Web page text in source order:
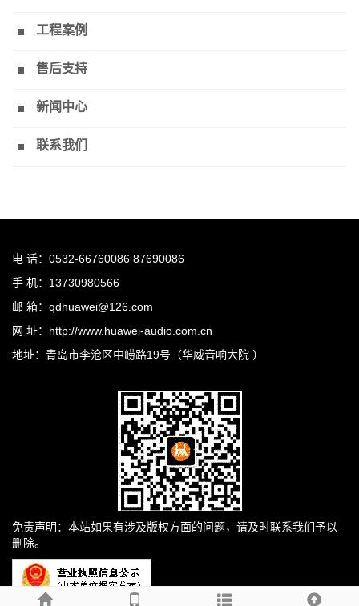
工程案例
售后支持
新闻中心
联系我们
电 话：0532-66760086 87690086
手 机：13730980566
邮 箱：qdhuawei@126.com
网 址：http://www.huawei-audio.com.cn
地址：青岛市李沧区中崂路19号（华威音响大院 ）
免责声明：本站如果有涉及版权方面的问题，请及时联系我们予以
删除。